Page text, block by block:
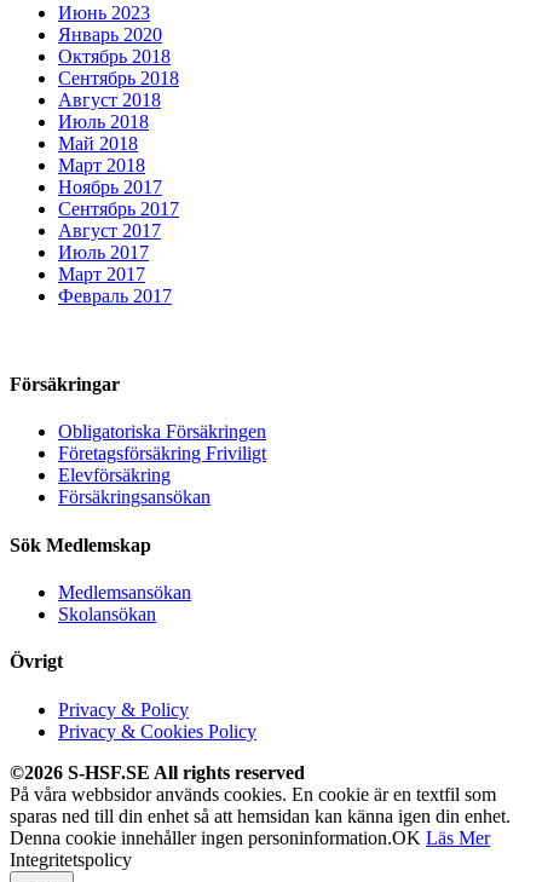
Июнь 2023
Январь 2020
Октябрь 2018
Сентябрь 2018
Август 2018
Июль 2018
Май 2018
Март 2018
Ноябрь 2017
Сентябрь 2017
Август 2017
Июль 2017
Март 2017
Февраль 2017
Försäkringar
Obligatoriska Försäkringen
Företagsförsäkring Friviligt
Elevförsäkring
Försäkringsansökan
Sök Medlemskap
Medlemsansökan
Skolansökan
Övrigt
Privacy & Policy
Privacy & Cookies Policy
©2026 S-HSF.SE All rights reserved
På våra webbsidor används cookies. En cookie är en textfil som
sparas ned till din enhet så att hemsidan kan känna igen din enhet.
Denna cookie innehåller ingen personinformation.OK Läs Mer
Integritetspolicy